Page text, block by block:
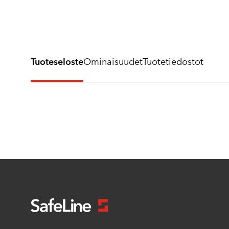
TuoteselosteOminaisuudetTuotetiedostot